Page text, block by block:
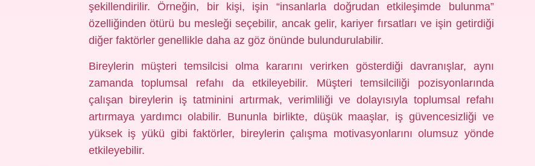
şekillendirilir. Örneğin, bir kişi, işin “insanlarla doğrudan etkileşimde bulunma”
özelliğinden ötürü bu mesleği seçebilir, ancak gelir, kariyer fırsatları ve işin getirdiği
diğer faktörler genellikle daha az göz önünde bulundurulabilir.
Bireylerin müşteri temsilcisi olma kararını verirken gösterdiği davranışlar, aynı
zamanda toplumsal refahı da etkileyebilir. Müşteri temsilciliği pozisyonlarında
çalışan bireylerin iş tatminini artırmak, verimliliği ve dolayısıyla toplumsal refahı
artırmaya yardımcı olabilir. Bununla birlikte, düşük maaşlar, iş güvencesizliği ve
yüksek iş yükü gibi faktörler, bireylerin çalışma motivasyonlarını olumsuz yönde
etkileyebilir.